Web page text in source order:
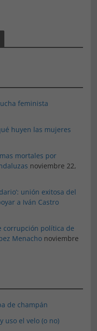
feminista
huyen las mujeres
mortales por
noviembre 22,
unión exitosa del
a Iván Castro
corrupción política de
Menacho noviembre
de champán
uso el velo (o no)